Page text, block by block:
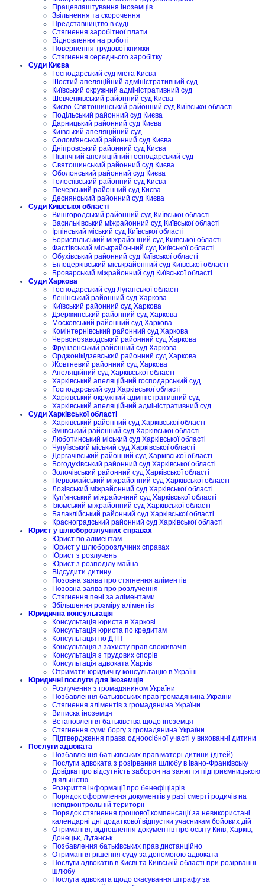
Працевлаштування іноземців
Звільнення та скорочення
Представництво в суді
Стягнення заробітної плати
Відновлення на роботі
Повернення трудової книжки
Стягнення середнього заробітку
Суди Києва
Господарський суд міста Києва
Шостий апеляційний адміністративний суд
Київський окружний адміністративний суд
Шевченківський районний суд Києва
Києво-Святошинський районний суд Київської області
Подільський районний суд Києва
Дарницький районний суд Києва
Київський апеляційний суд
Солом'янський районний суд Києва
Дніпровський районний суд Києва
Північний апеляційний господарський суд
Святошинський районний суд Києва
Оболонський районний суд Києва
Голосіївський районний суд Києва
Печерський районний суд Києва
Деснянський районний суд Києва
Суди Київської області
Вишгородський районний суд Київської області
Васильківський міжрайонний суд Київської області
Ірпінський міський суд Київської області
Бориспільський міжрайонний суд Київської області
Фастівський міськрайонний суд Київської області
Обухівський районний суд Київської області
Білоцерківський міськрайонний суд Київської області
Броварський міжрайонний суд Київської області
Суди Харкова
Господарський суд Луганської області
Ленінський районний суд Харкова
Київський районний суд Харкова
Дзержинський районний суд Харкова
Московський районний суд Харкова
Комінтернівський районний суд Харкова
Червонозаводський районний суд Харкова
Фрунзенський районний суд Харкова
Орджонікідзевський районний суд Харкова
Жовтневий районний суд Харкова
Апеляційний суд Харківської області
Харківський апеляційний господарський суд
Господарський суд Харківської області
Харківський окружний адміністративний суд
Харківський апеляційний адміністративний суд
Суди Харківської області
Харківський районний суд Харківської області
Зміївський районний суд Харківської області
Люботинський міський суд Харківської області
Чугуївський міський суд Харківської області
Дергачівський районний суд Харківської області
Богодухівський районний суд Харківської області
Золочівський районний суд Харківської області
Первомайський міжрайонний суд Харківської області
Лозівський міжрайонний суд Харківської області
Куп'янський міжрайонний суд Харківської області
Ізюмський міжрайонний суд Харківської області
Балаклійський районний суд Харківської області
Красноградський районний суд Харківської області
Юрист у шлюборозлучних справах
Юрист по аліментам
Юрист у шлюборозлучних справах
Юрист з розлучень
Юрист з розподілу майна
Відсудити дитину
Позовна заява про стягнення аліментів
Позовна заява про розлучення
Стягнення пені за аліментами
Збільшення розміру аліментів
Юридична консультація
Консультація юриста в Харкові
Консультація юриста по кредитам
Консультація по ДТП
Консультація з захисту прав споживачів
Консультація з трудових спорів
Консультація адвоката Харків
Отримати юридичну консультацію в Україні
Юридичні послуги для іноземців
Розлучення з громадянином України
Позбавлення батьківських прав громадянина України
Стягнення аліментів з громадянина України
Виписка іноземця
Встановлення батьківства щодо іноземця
Стягнення суми боргу з громадянина України
Підтвердження права одноосібної участі у вихованні дитини
Послуги адвоката
Позбавлення батьківських прав матері дитини (дітей)
Послуги адвоката з розірвання шлюбу в Івано-Франківську
Довідка про відсутність заборон на заняття підприємницькою
діяльністю
Розкриття інформації про бенефіціарів
Порядок оформлення документів у разі смерті родичів на
непідконтрольній території
Порядок стягнення грошової компенсації за невикористані
календарні дні додаткової відпустки учасникам бойових дій
Отримання, відновлення документів про освіту Київ, Харків,
Донецьк, Луганськ
Позбавлення батьківських прав дистанційно
Отримання рішення суду за допомогою адвоката
Послуги адвокатів в Києві та Київській області при розірванні
шлюбу
Послуга адвоката щодо скасування штрафу за